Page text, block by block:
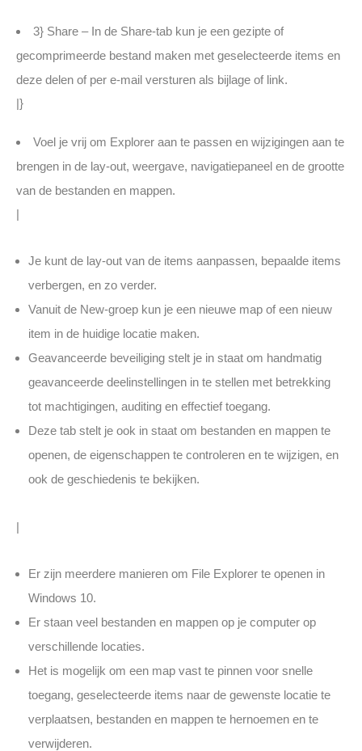
3} Share – In de Share-tab kun je een gezipte of
gecomprimeerde bestand maken met geselecteerde items en
deze delen of per e-mail versturen als bijlage of link.
|}
Voel je vrij om Explorer aan te passen en wijzigingen aan te
brengen in de lay-out, weergave, navigatiepaneel en de grootte
van de bestanden en mappen.
|
Je kunt de lay-out van de items aanpassen, bepaalde items
verbergen, en zo verder.
Vanuit de New-groep kun je een nieuwe map of een nieuw
item in de huidige locatie maken.
Geavanceerde beveiliging stelt je in staat om handmatig
geavanceerde deelinstellingen in te stellen met betrekking
tot machtigingen, auditing en effectief toegang.
Deze tab stelt je ook in staat om bestanden en mappen te
openen, de eigenschappen te controleren en te wijzigen, en
ook de geschiedenis te bekijken.
|
Er zijn meerdere manieren om File Explorer te openen in
Windows 10.
Er staan veel bestanden en mappen op je computer op
verschillende locaties.
Het is mogelijk om een map vast te pinnen voor snelle
toegang, geselecteerde items naar de gewenste locatie te
verplaatsen, bestanden en mappen te hernoemen en te
verwijderen.